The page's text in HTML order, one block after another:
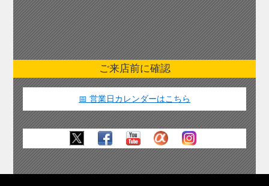
ご来店前に確認
📅 営業日カレンダーはこちら